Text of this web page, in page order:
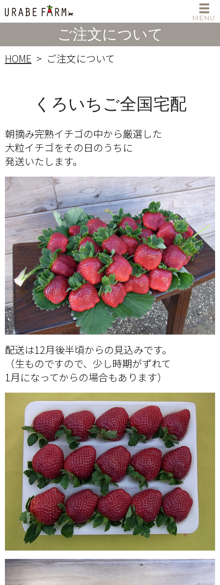
ご注文について
HOME ご注文について
くろいちご全国宅配
朝摘み完熟イチゴの中から厳選した
大粒イチゴをその日のうちに
発送いたします。
配送は12月後半頃からの見込みです。
（生ものですので、少し時期がずれて
1月になってからの場合もあります）